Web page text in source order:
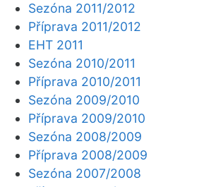
Sezóna 2011/2012
Příprava 2011/2012
EHT 2011
Sezóna 2010/2011
Příprava 2010/2011
Sezóna 2009/2010
Příprava 2009/2010
Sezóna 2008/2009
Příprava 2008/2009
Sezóna 2007/2008